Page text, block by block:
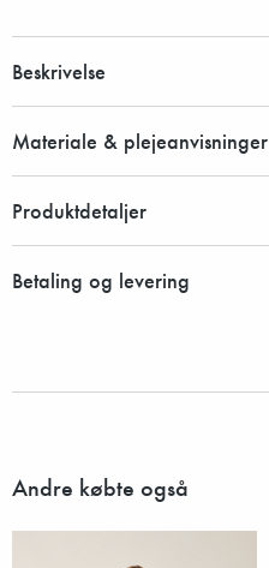
Beskrivelse
Materiale & plejeanvisninger
Produktdetaljer
Betaling og levering
Andre købte også